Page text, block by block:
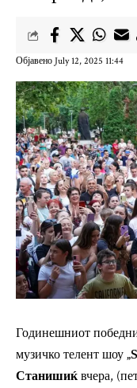
Објавено July 12, 2025 11:44
Годинешниот
музичко телент шоу
Станишиќвчера,